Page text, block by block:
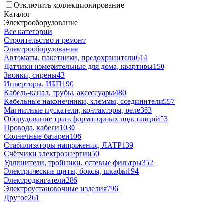
Отключить коллекционирование
Каталог
Электрооборудование
Все категории
Строительство и ремонт
Электрооборудование
Автоматы, пакетники, предохранители614
Датчики измерительные для дома, квартиры150
Звонки, сирены43
Инверторы, ИБП190
Кабель-канал, трубы, аксессуары480
Кабельные наконечники, клеммы, соединители557
Магнитные пускатели, контакторы, реле363
Оборудование трансформаторных подстанций53
Провода, кабели1030
Солнечные батареи106
Стабилизаторы напряжения, ЛАТР139
Счётчики электроэнергии50
Удлинители, тройники, сетевые фильтры352
Электрические щиты, боксы, шкафы194
Электродвигатели286
Электроустановочные изделия796
Другое261